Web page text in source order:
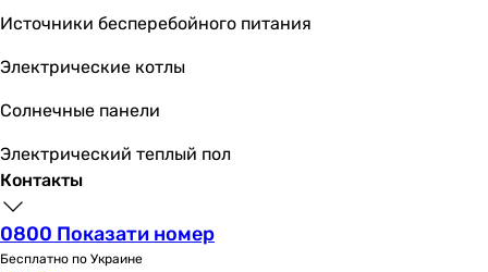
описанных вариантов. Чаще используются в
ударам и падению на чащу тяжелых предметов.
использован (искусственный или натуральный), от
модели и производителя. Надежные, имеют
стильный внешний вид, но требуют специального
Пластиковые - чаще дизайнерские модели
выполненные из стекловолокна, акрила и прочих
Источники бесперебойного питания
Электрические котлы
Солнечные панели
Электрический теплый пол
Контакты
0800 Показати номер
Бесплатно по Украине